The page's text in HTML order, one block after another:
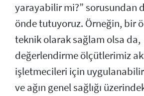
yarayabilir mi?” sorusundan
önde tutuyoruz. Örneğin, bir
teknik olarak sağlam olsa da,
değerlendirme ölçütlerimiz
işletmecileri için
ve ağın genel sağlığı